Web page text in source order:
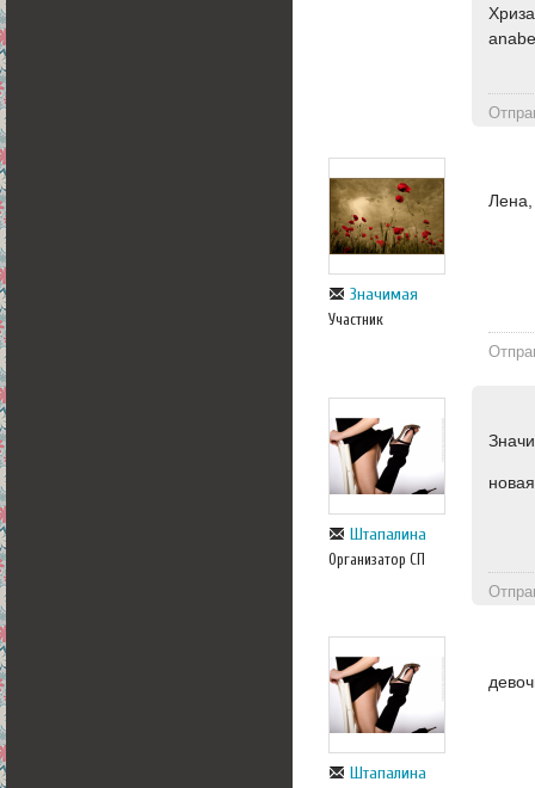
Значимая
Участник
Штапалина
Организатор СП
Штапалина